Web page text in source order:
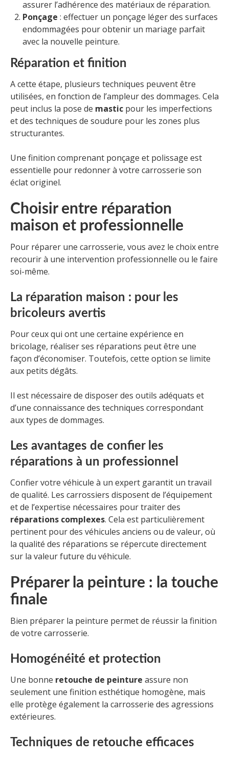
assurer l’adhérence des matériaux de réparation.
Ponçage : effectuer un ponçage léger des surfaces
endommagées pour obtenir un mariage parfait
avec la nouvelle peinture.
Réparation et finition
A cette étape, plusieurs techniques peuvent être
utilisées, en fonction de l’ampleur des dommages. Cela
peut inclus la pose de mastic pour les imperfections
et des techniques de soudure pour les zones plus
structurantes.
Une finition comprenant ponçage et polissage est
essentielle pour redonner à votre carrosserie son
éclat originel.
Choisir entre réparation
maison et professionnelle
Pour réparer une carrosserie, vous avez le choix entre
recourir à une intervention professionnelle ou le faire
soi-même.
La réparation maison : pour les
bricoleurs avertis
Pour ceux qui ont une certaine expérience en
bricolage, réaliser ses réparations peut être une
façon d’économiser. Toutefois, cette option se limite
aux petits dégâts.
Il est nécessaire de disposer des outils adéquats et
d’une connaissance des techniques correspondant
aux types de dommages.
Les avantages de confier les
réparations à un professionnel
Confier votre véhicule à un expert garantit un travail
de qualité. Les carrossiers disposent de l’équipement
et de l’expertise nécessaires pour traiter des
réparations complexes. Cela est particulièrement
pertinent pour des véhicules anciens ou de valeur, où
la qualité des réparations se répercute directement
sur la valeur future du véhicule.
Préparer la peinture : la touche
finale
Bien préparer la peinture permet de réussir la finition
de votre carrosserie.
Homogénéité et protection
Une bonne retouche de peinture assure non
seulement une finition esthétique homogène, mais
elle protège également la carrosserie des agressions
extérieures.
Techniques de retouche efficaces